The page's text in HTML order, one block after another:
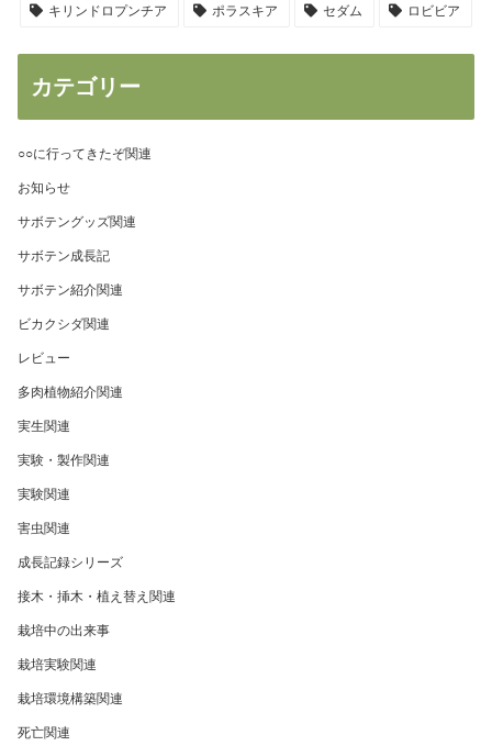
キリンドロプンチア ポラスキア セダム ロビビア
カテゴリー
○○に行ってきたぞ関連
お知らせ
サボテングッズ関連
サボテン成長記
サボテン紹介関連
ビカクシダ関連
レビュー
多肉植物紹介関連
実生関連
実験・製作関連
実験関連
害虫関連
成長記録シリーズ
接木・挿木・植え替え関連
栽培中の出来事
栽培実験関連
栽培環境構築関連
死亡関連